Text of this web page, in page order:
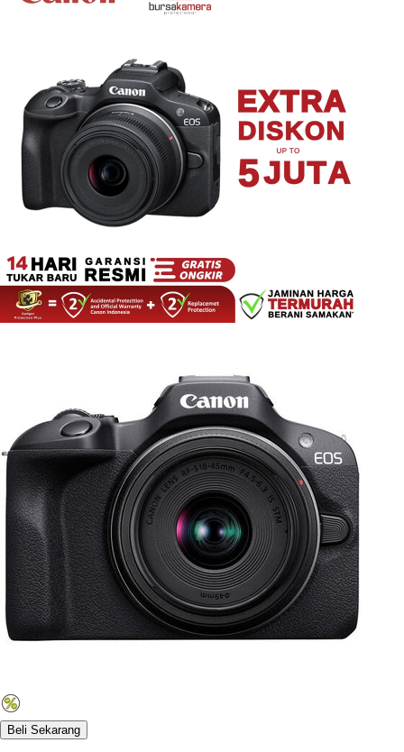
Beli Sekarang